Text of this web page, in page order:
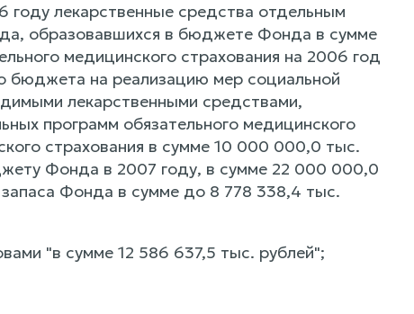
лекарственные средства отдельным
образовавшихся в бюджете Фонда в сумме
медицинского страхования на 2006 год
бюджета на реализацию мер социальной
лекарственными средствами,
программ обязательного медицинского
страхования в сумме 10 000 000,0 тыс.
Фонда в 2007 году, в сумме 22 000 000,0
Фонда в сумме до 8 778 338,4 тыс.
"в сумме 12 586 637,5 тыс. рублей";